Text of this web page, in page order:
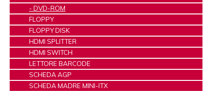
DVD-ROM
FLOPPY
FLOPPY DISK
HDMI SPLITTER
HDMI SWITCH
LETTORE BARCODE
SCHEDA AGP
SCHEDA MADRE MINI-ITX